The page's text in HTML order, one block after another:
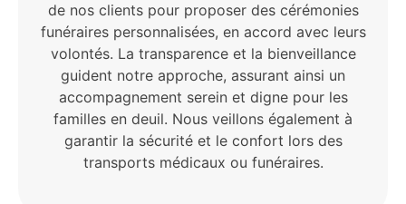
de nos clients pour proposer des cérémonies
funéraires personnalisées, en accord avec leurs
volontés. La transparence et la bienveillance
guident notre approche, assurant ainsi un
accompagnement serein et digne pour les
familles en deuil. Nous veillons également à
garantir la sécurité et le confort lors des
transports médicaux ou funéraires.